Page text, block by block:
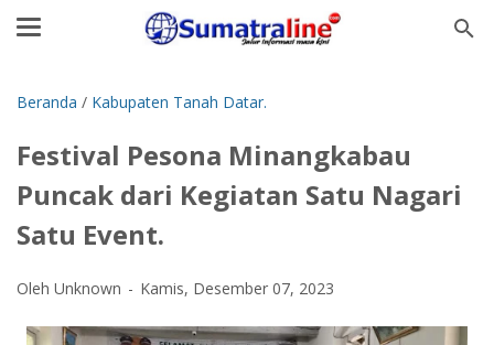
Beranda / Kabupaten Tanah Datar.
Festival Pesona Minangkabau
Puncak dari Kegiatan Satu Nagari
Satu Event.
Oleh Unknown Kamis, Desember 07, 2023